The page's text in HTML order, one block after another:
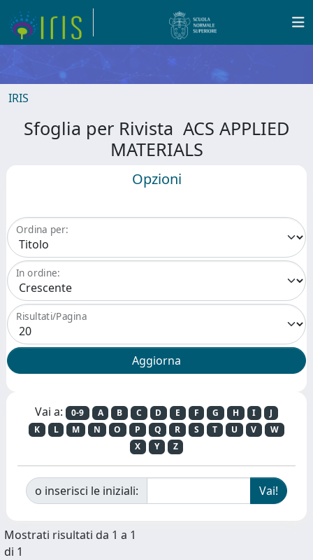
IRIS
Sfoglia per Rivista ACS APPLIED
MATERIALS
Opzioni
Ordina per:
In ordine:
Risultati/Pagina
Vai a: 0-9 A B C D E F G H I
J
K
L M N O P Q R S T U V
W
X
Y Z
o inserisci le iniziali:
Mostrati risultati da 1 a 1
di 1